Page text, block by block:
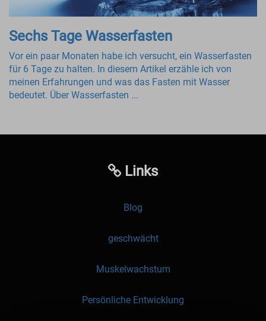
Sechs Tage Wasserfasten
Vor ein paar Monaten habe ich versucht, ein Wasserfasten
für 6 Tage zu halten. In diesem Artikel erzähle ich von
meinen Erfahrungen und was das Fasten mit Wasser
bedeutet. Über Wasserfasten ...
Links
Blog
geschwächt
Muskelwachstum
Persönliche Entwicklung